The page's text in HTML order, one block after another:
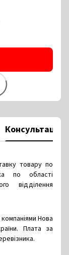
Консультація
товару по
по області
відділення
Нова
Плата за